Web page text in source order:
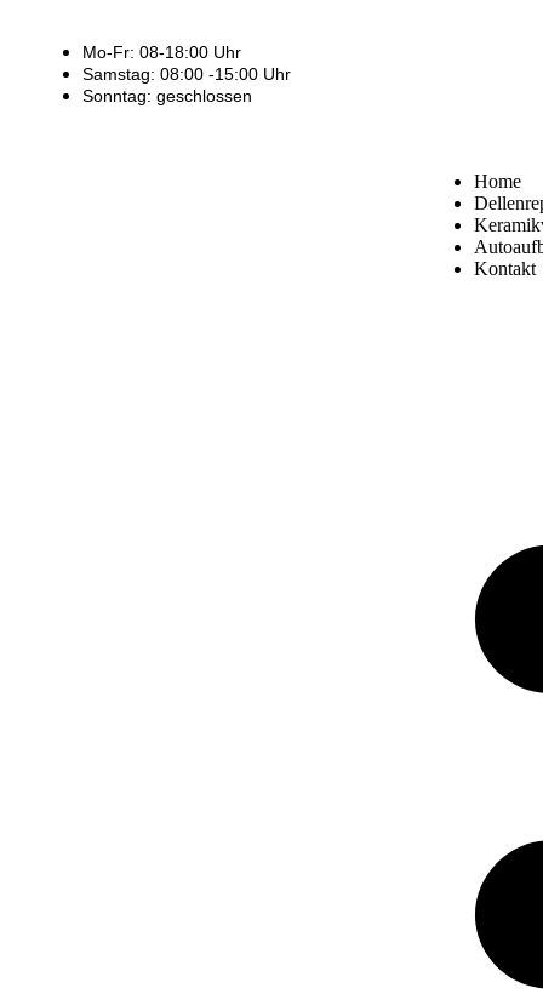
Mo-Fr: 08-18:00 Uhr
Samstag: 08:00 -15:00 Uhr
Sonntag: geschlossen
Home
Kontakt